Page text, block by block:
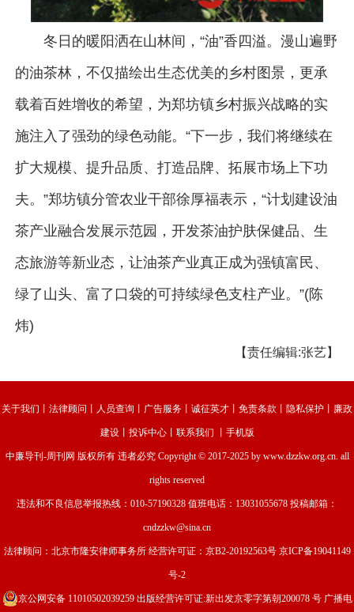
冬日的暖阳洒在山林间，“油”香四溢。漫山遍野
的油茶林，不仅描绘出生态优美的乡村图景，更承
载着百姓增收的希望，为郑坊镇乡村振兴战略的实
施注入了强劲的绿色动能。“下一步，我们将继续在
扩大规模、提升品质、打造品牌、拓展市场上下功
夫。”郑坊镇分管农业干部徐厚福表示，“计划建设油
茶产业融合发展示范园，开发茶油护肤保健品、生
态旅游等新业态，让油茶产业真正成为强镇富民、
绿了山头、富了口袋的可持续绿色支柱产业。”(陈
炜)
【责任编辑:张艺】
关于我们 法律顾问 人员查询 广告服务 诚征英才 免责条款 隐私保护 廉政
建设丨 投诉中心丨 联系我们 手机版
中廉导刊-周刊网 版权所有 违者必究 Copyright © 2017-2025 by www.dzzkw.org.cn. all
rights reserved
违法和不良信息举报热线：010-57190328 值班电话：13031055678 投稿邮箱：
cndzzkw@sina.cn
法律顾问：北京市隆安律师事务所 经营许可证： 京B2-20192563号 京ICP备19041149
号-2
京公网安备 11010502039259出版经营许可证:新出发京零字第朝200078 号 广播电